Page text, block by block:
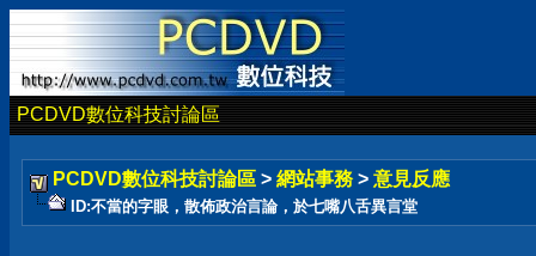
PCDVD數位科技討論區
PCDVD數位科技討論區 > 網站事務 > 意見反應
ID:不當的字眼，散佈政治言論，於七嘴八舌異言堂